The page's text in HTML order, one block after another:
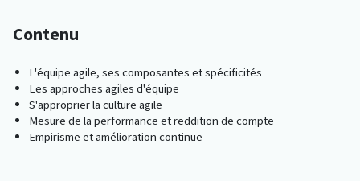
Contenu
L'équipe agile, ses composantes et spécificités
Les approches agiles d'équipe
S'approprier la culture agile
Mesure de la performance et reddition de compte
Empirisme et amélioration continue